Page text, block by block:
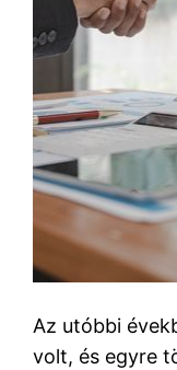
Az utóbbi
volt, és egyre